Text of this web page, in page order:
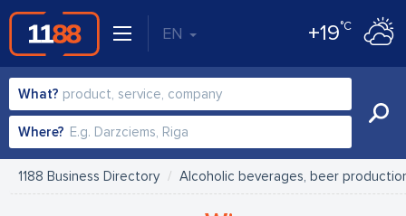
EN +19°C
What?
Where?
1188 Business Directory Alcoholic beverages, beer